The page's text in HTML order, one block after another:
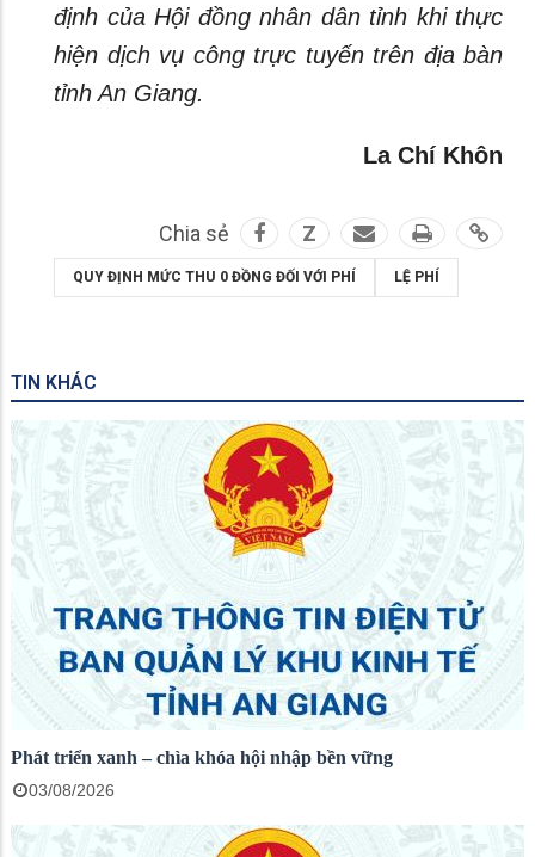
định của Hội đồng nhân dân tỉnh khi thực
hiện dịch vụ công trực tuyến trên địa bàn
tỉnh An Giang.
La Chí Khôn
Chia sẻ Z
QUY ĐỊNH MỨC THU 0 ĐỒNG ĐỐI VỚI PHÍ LỆ PHÍ
TIN KHÁC
Phát triển xanh – chìa khóa hội nhập bền vững
03/08/2026